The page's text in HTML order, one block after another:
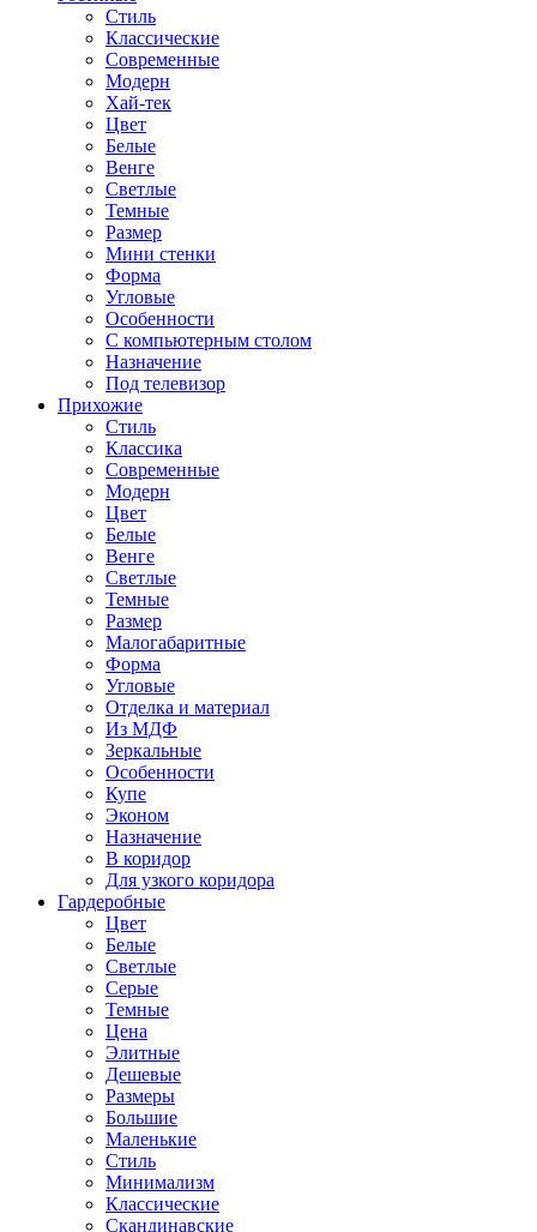
Стиль
Классические
Современные
Модерн
Хай-тек
Цвет
Белые
Венге
Светлые
Темные
Размер
Мини стенки
Форма
Угловые
Особенности
С компьютерным столом
Назначение
Под телевизор
Прихожие
Стиль
Классика
Современные
Модерн
Цвет
Белые
Венге
Светлые
Темные
Размер
Малогабаритные
Форма
Угловые
Отделка и материал
Из МДФ
Зеркальные
Особенности
Купе
Эконом
Назначение
В коридор
Для узкого коридора
Гардеробные
Цвет
Белые
Светлые
Серые
Темные
Цена
Элитные
Дешевые
Размеры
Большие
Маленькие
Стиль
Минимализм
Классические
Скандинавские